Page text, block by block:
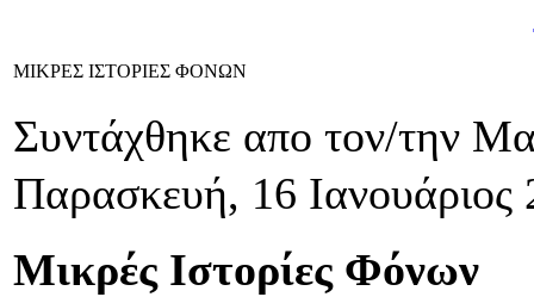
ΜΙΚΡΕΣ ΙΣΤΟΡΙΕΣ ΦΟΝΩΝ
Συντάχθηκε απο τον/την
Παρασκευή, 16 Ιανουάριος
Μικρές Ιστορίες Φόνων